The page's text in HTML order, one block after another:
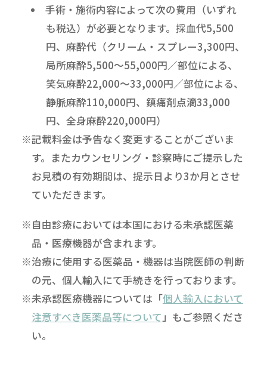
手術・施術内容によって次の費用（いずれ
も税込）が必要となります。採血代5,500
円、麻酔代（クリーム・スプレー3,300円、
局所麻酔5,500～55,000円／部位による、
笑気麻酔22,000～33,000円／部位による、
静脈麻酔110,000円、鎮痛剤点滴33,000
円、全身麻酔220,000円）
※記載料金は予告なく変更することがございま
す。またカウンセリング・診察時にご提示した
お見積の有効期間は、提示日より3か月とさせ
ていただきます。
※自由診療においては本国における未承認医薬
品・医療機器が含まれます。
※治療に使用する医薬品・機器は当院医師の判断
の元、個人輸入にて手続きを行っております。
※未承認医療機器については「個人輸入において
注意すべき医薬品等について」もご参照くださ
い。